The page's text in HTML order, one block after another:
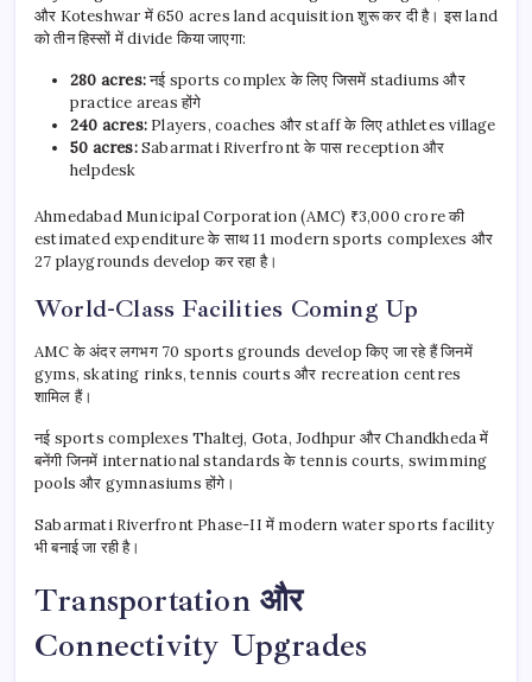
और Koteshwar में 650 acres land acquisition शुरू कर दी है। इस land
को तीन हिस्सों में divide किया जाएगा:
280 acres:नई sports complex के लिए जिसमें stadiums और
practice areas होंगे
240 acres: Players, coaches और staff के लिए athletes village
50 acres:Sabarmati Riverfront के पास reception और
helpdesk
Ahmedabad Municipal Corporation (AMC) ₹3,000 crore की
estimated expenditure के साथ 11 modern sports complexes और
27 playgrounds develop कर रहा है।
World-Class Facilities Coming Up
AMC के अंदर लगभग 70 sports grounds develop किए जा रहे हैं जिनमें
gyms, skating rinks, tennis courts और recreation centres
शामिल हैं।
नई sports complexes Thaltej, Gota, Jodhpur और Chandkheda में
बनेंगी जिनमें international standards के tennis courts, swimming
pools और gymnasiums होंगे।
Sabarmati Riverfront Phase-II में modern water sports facility
भी बनाई जा रही है।
Transportation और
Connectivity Upgrades